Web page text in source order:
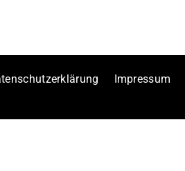
Impressum